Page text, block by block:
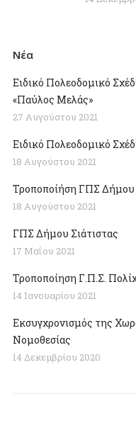
Νέα
Ειδικό Πολεοδομικό
«Παύλος Μελάς»
27 Αυγούστου 2021
Ειδικό Πολεοδομικό
18 Αυγούστου 2021
Τροποποίήση ΓΠΣ Δήμου
18 Αυγούστου 2021
ΓΠΣ Δήμου Σιάτιστας
17 Μαΐου 2021
Τροποποίηση Γ.Π.Σ.
14 Ιανουαρίου 2021
Εκσυγχρονισμός της
Νομοθεσίας
14 Δεκεμβρίου 2020